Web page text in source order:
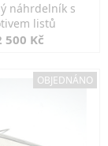
náhrdelník s
listů
500 Kč
OBJEDNÁNO